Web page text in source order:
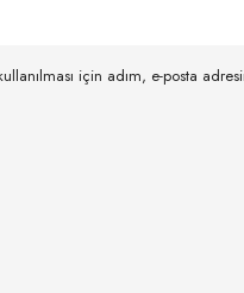
için adım, e-posta